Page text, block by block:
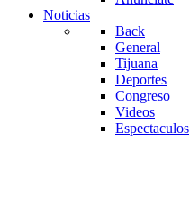
Noticias
Back
General
Tijuana
Deportes
Congreso
Videos
Espectaculos